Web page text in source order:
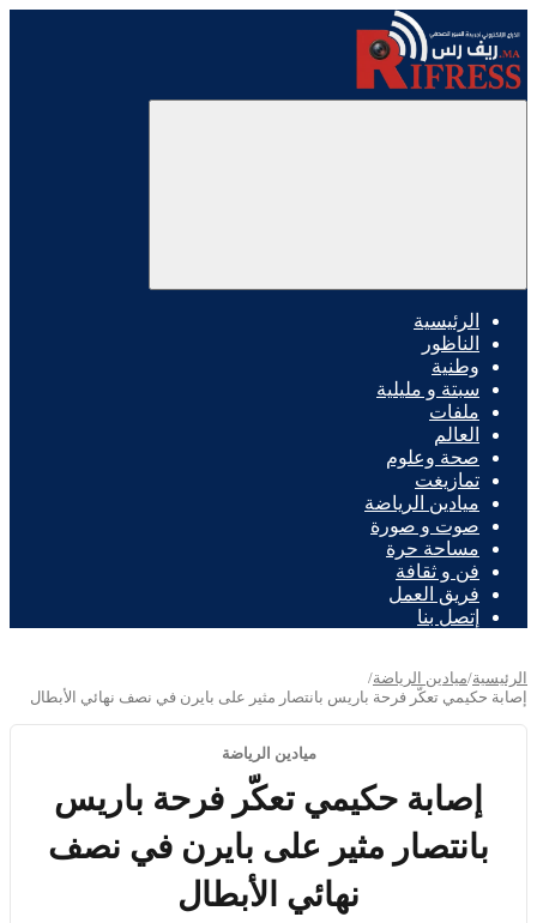
الرئيسية
الناظور
وطنية
سبتة و مليلية
ملفات
العالم
صحة وعلوم
تمازيغت
ميادين الرياضة
صوت و صورة
مساحة حرة
فن و ثقافة
فريق العمل
إتصل بنا
الرئيسية/ميادين الرياضة/
إصابة حكيمي تعكّر فرحة باريس بانتصار مثير على بايرن في نصف نهائي الأبطال
ميادين الرياضة
إصابة حكيمي تعكّر فرحة باريس
بانتصار مثير على بايرن في نصف
نهائي الأبطال